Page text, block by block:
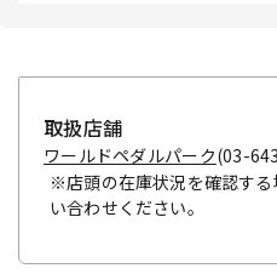
取扱店舗
ワールドペダルパーク(03-
※店頭の在庫状況を確認す
い合わせください。